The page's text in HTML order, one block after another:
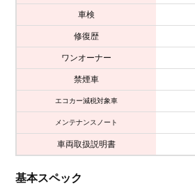
車検
修復歴
ワンオーナー
禁煙車
エコカー減税対象車
メンテナンスノート
車両取扱説明書
基本スペック